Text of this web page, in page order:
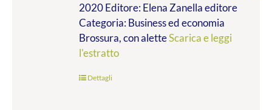
2020 Editore: Elena Zanella editore
Categoria: Business ed economia
Brossura, con aletteScarica e leggi
l'estratto
Dettagli